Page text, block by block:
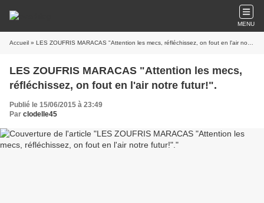
MENU
Accueil » LES ZOUFRIS MARACAS "Attention les mecs, réfléchissez, on fout en l'air notre futur!".
LES ZOUFRIS MARACAS "Attention les mecs,
réfléchissez, on fout en l'air notre futur!".
Publié le 15/06/2015 à 23:49
Par clodelle45